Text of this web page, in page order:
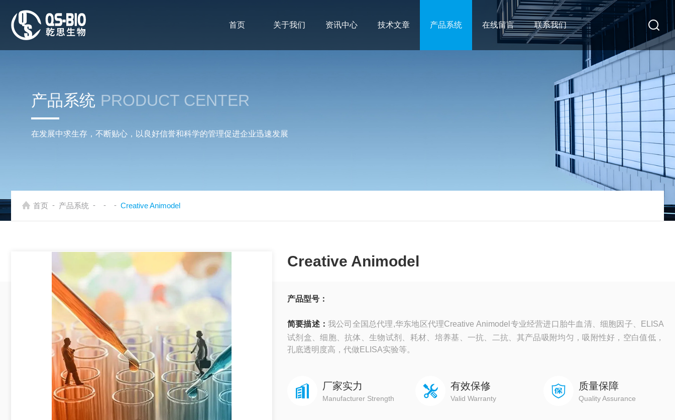
首页 关于我们 资讯中心 技术文章 产品系统 在线留言 联系我们
产品系统 PRODUCT CENTER
在发展中求生存，不断贴心，以良好信誉和科学的管理促进企业迅速发展
首页 - 产品系统 - - - Creative Animodel
Creative Animodel
产品型号：
简要描述： 我公司全国总代理,华东地区代理Creative Animodel专业经营进口胎牛血清、细胞因子、ELISA
试剂盒、细胞、抗体、生物试剂、耗材、培养基、一抗、二抗、其产品吸附均匀，吸附性好，空白值低，
孔底透明度高，代做ELISA实验等。
厂家实力
Manufacturer Strength
有效保修
Valid Warranty
质量保障
Quality Assurance